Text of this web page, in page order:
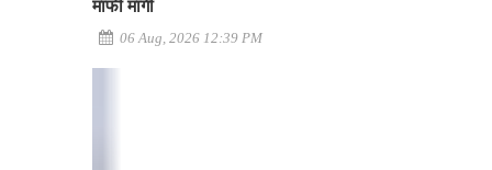
माफी मांगी
06 Aug, 2026 12:39 PM